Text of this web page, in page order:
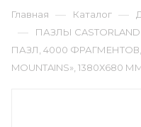
Главная — Каталог —
— ПАЗЛЫ CASTORLAND
ПАЗЛ, 4000 ФРАГМЕНТОВ,
MOUNTAINS», 1380Х680